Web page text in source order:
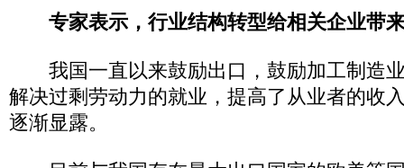
专家表示，行业结构转型给相关企业带
我国一直以来鼓励出口，鼓励加工制造
解决过剩劳动力的就业，提高了从业者的收
逐渐显露。